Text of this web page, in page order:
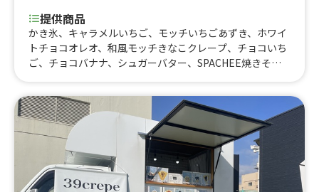
提供商品
かき氷、キャラメルいちご、モッチいちごあずき、ホワイ
トチョコオレオ、和風モッチきなこクレープ、チョコいち
ご、チョコバナナ、シュガーバター、SPACHEE焼きそ
あずきなこクレープ、マロンあずき、ストロベリーいち
ご、9月限定 ブルーベリーチーズクリーム、クリームブ
リュレ、生チョコバナナ、クレープ